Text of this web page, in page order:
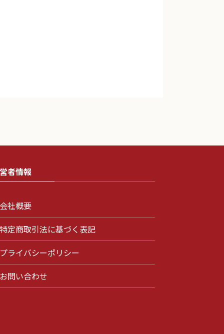
者情報
会社概要
特定商取引法に基づく表記
プライバシーポリシー
お問い合わせ